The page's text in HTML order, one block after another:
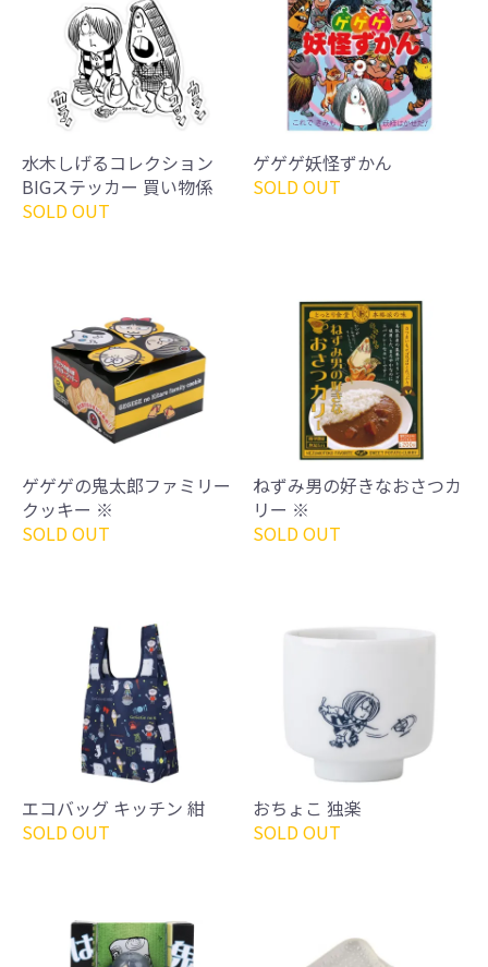
水木しげるコレクション
BIGステッカー 買い物係
SOLD OUT
ゲゲゲ妖怪ずかん
SOLD OUT
ゲゲゲの鬼太郎ファミリー
クッキー ※
SOLD OUT
ねずみ男の好きなおさつカ
リー ※
SOLD OUT
エコバッグ キッチン 紺
SOLD OUT
おちょこ 独楽
SOLD OUT